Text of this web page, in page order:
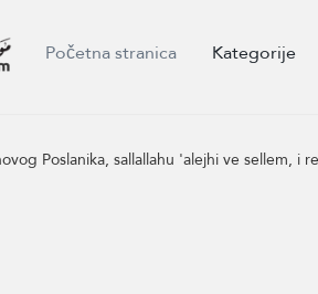
Početna stranica Kategorije
Poslanika, sallallahu 'alejhi ve sellem,